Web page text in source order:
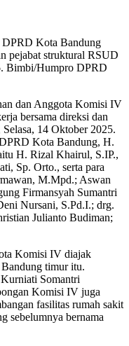
Kota Bandung
pejabat struktural RSUD
Bimbi/Humpro DPRD
dan Anggota Komisi IV
bersama direksi dan
14 Oktober 2025.
Kota Bandung, H.
H. Rizal Khairul, S.IP.,
Sp. Orto., serta para
M.Mpd.; Aswan
Firmansyah Sumantri
Nursani, S.Pd.I.; drg.
Julianto Budiman;
Komisi IV diajak
timur itu.
Somantri
Komisi IV juga
fasilitas rumah sakit
sebelumnya bernama